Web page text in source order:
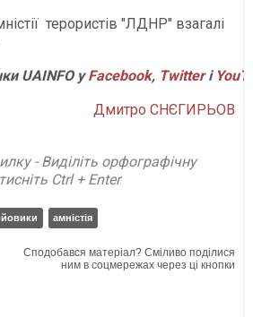
терористів "ЛДНР" взагалі
UAINFO уFacebook, Twitterі
Дмитро СНЄГИРЬОВ
- Виділіть орфографічну
Ctrl + Enter
амністія
Сподобався матеріал? Сміливо поділися
ним в соцмережах через ці кнопки